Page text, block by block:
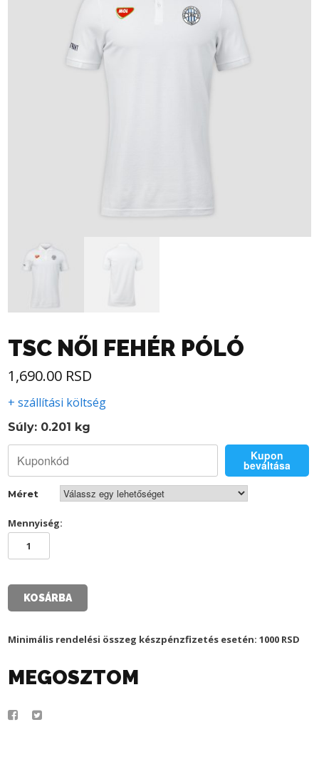
TSC NŐI FEHÉR PÓLÓ
1,690.00 RSD
+ szállítási költség
Súly: 0.201 kg
Kupon
beváltása
Méret
Mennyiség:
mennyiség
KOSÁRBA
Minimális rendelési összeg készpénzfizetés esetén: 1000 RSD
MEGOSZTOM